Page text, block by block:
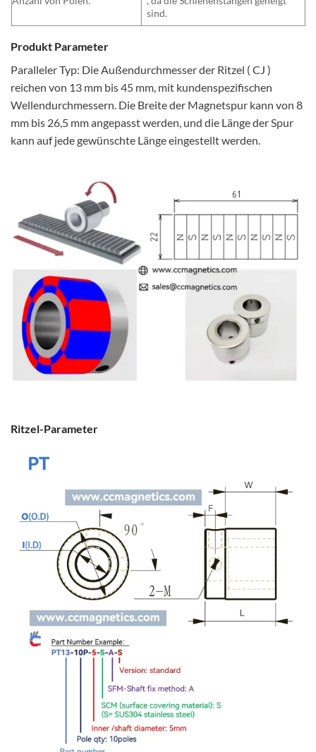
sind.
Produkt Parameter
Paralleler Typ: Die Außendurchmesser der Ritzel ( CJ )
reichen von 13 mm bis 45 mm, mit kundenspezifischen
Wellendurchmessern. Die Breite der Magnetspur kann von 8
mm bis 26,5 mm angepasst werden, und die Länge der Spur
kann auf jede gewünschte Länge eingestellt werden.
Ritzel-Parameter